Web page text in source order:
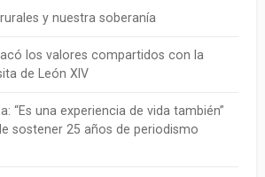
y nuestra soberanía
los valores compartidos con la
de León XIV
“Es una experiencia de vida también”
sostener 25 años de periodismo